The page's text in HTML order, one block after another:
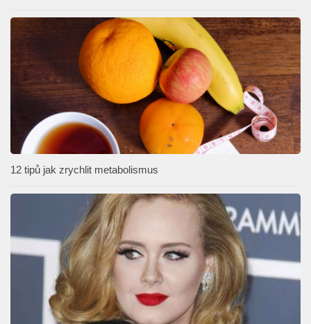
12 tipů jak zrychlit metabolismus